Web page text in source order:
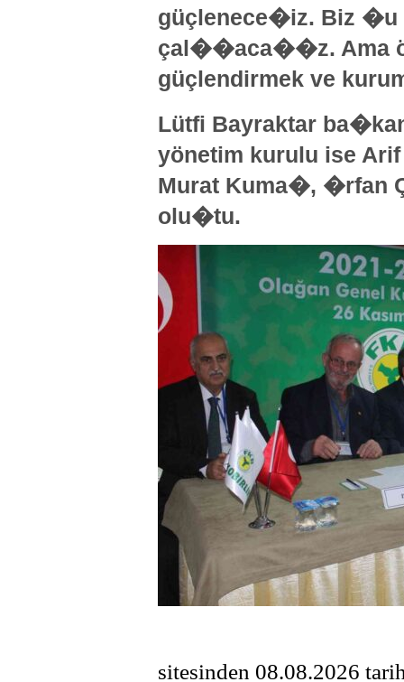
güçlenece�iz. Biz �u
çal��aca��z. Ama
güçlendirmek ve
Lütfi Bayraktar
yönetim kurulu ise
Murat Kuma�, �rfan
olu�tu.
sitesinden 08.08.2026